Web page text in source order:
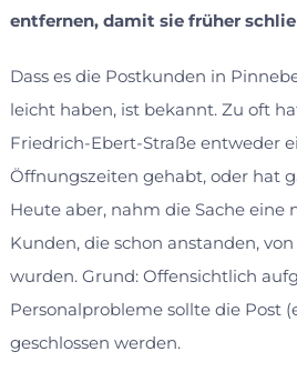
entfernen, damit sie früher
Dass es die Postkunden in
leicht haben, ist bekannt. Zu oft
Friedrich-Ebert-Straße entweder
Öffnungszeiten gehabt, oder hat
Heute aber, nahm die Sache eine
Kunden, die schon anstanden,
wurden. Grund: Offensichtlich
Personalprobleme sollte die Post
geschlossen werden.